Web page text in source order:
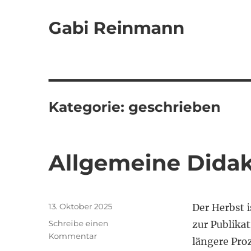
Gabi Reinmann
Kategorie:geschrieben
Allgemeine
Der Herbst
zur
längere
Veröffentlicht
am
13. Oktober 2025
Schreibe einen
Kommentarzu